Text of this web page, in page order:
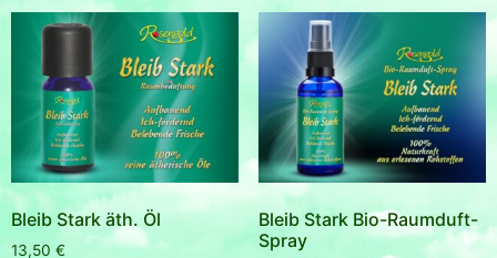
Bleib Stark äth. Öl
13,50 €
Bleib Stark Bio-Raumduft-
Spray